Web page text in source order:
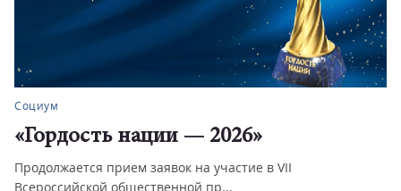
Социум
«Гордость нации — 2026»
Продолжается прием заявок на участие в VII
Всероссийской общественной пр...